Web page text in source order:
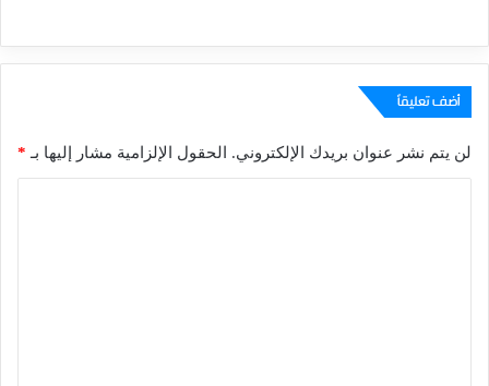
أضف تعليقاً
لن يتم نشر عنوان بريدك الإلكتروني. الحقول الإلزامية مشار إليها بـ *